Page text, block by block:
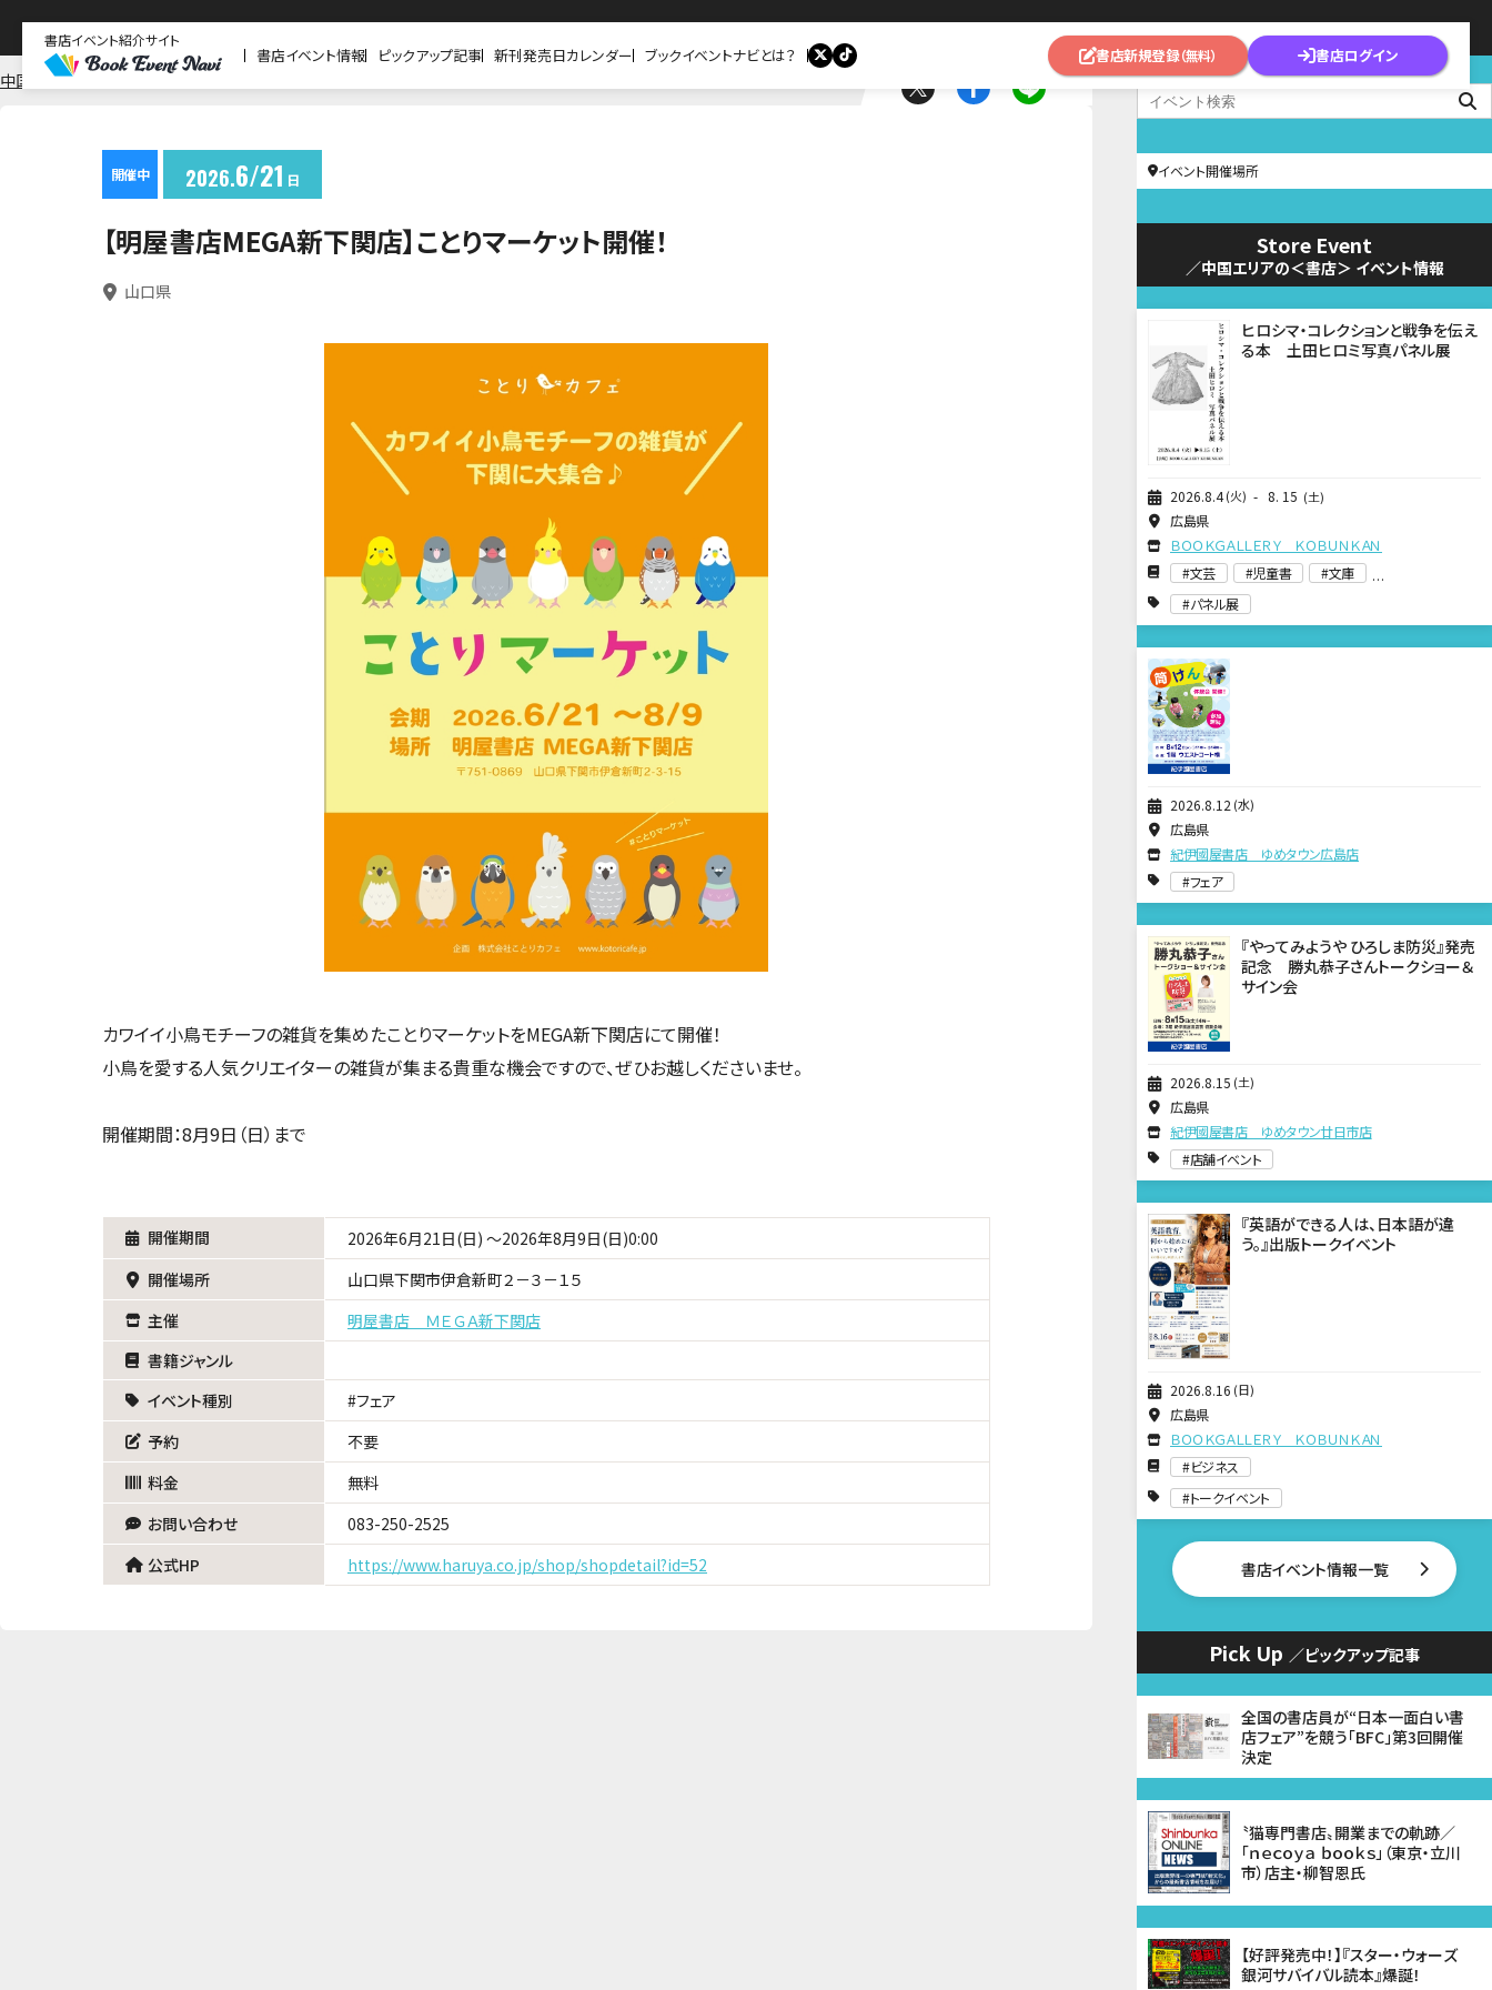
書店イベント紹介サイト
書店イベント情報 ピックアップ記事 新刊発売日カレンダー ブックイベントナビとは？ 書店新規登録（無料） 書店ログイン
中国 山口 明屋書店 ＭＥＧＡ新下関店
開催中 2026 6 21 日
【明屋書店MEGA新下関店】ことりマーケット開催！
山口県
カワイイ小鳥モチーフの雑貨を集めたことりマーケットをMEGA新下関店にて開催！
小鳥を愛する人気クリエイターの雑貨が集まる貴重な機会ですので、ぜひお越しくださいませ。
開催期間：8月9日（日）まで
開催期間
2026年6月21日(日) ～2026年8月9日(日)0:00
開催場所
山口県下関市伊倉新町２－３－１５
主催
明屋書店 ＭＥＧＡ新下関店
書籍ジャンル
イベント種別
フェア
予約
不要
料金
無料
お問い合わせ
083-250-2525
公式HP
https://www.haruya.co.jp/shop/shopdetail?id=52
イベント開催場所
Store Event
／中国エリアの＜書店＞ イベント情報
2026 8 4 火 8 15 土
ヒロシマ・コレクションと戦争を伝え
る本 土田ヒロミ写真パネル展
広島県
ＢＯＯＫＧＡＬＬＥＲＹ ＫＯＢＵＮＫＡＮ
文芸
児童書
文庫
パネル展
2026 8 12 水
広島県
紀伊國屋書店 ゆめタウン広島店
フェア
2026 8 15 土
『やってみようや ひろしま防災』発売
記念 勝丸恭子さんトークショー＆
サイン会
広島県
紀伊國屋書店 ゆめタウン廿日市店
店舗イベント
2026 8 16 日
『英語ができる人は、日本語が違
う。』出版トークイベント
広島県
ＢＯＯＫＧＡＬＬＥＲＹ ＫＯＢＵＮＫＡＮ
ビジネス
トークイベント
書店イベント情報一覧
Pick Up ／ピックアップ記事
全国の書店員が“日本一面白い書
店フェア”を競う「BFC」第3回開催
決定
〝猫専門書店〟開業までの軌跡／
「ｎｅｃｏｙａ ｂｏｏｋｓ」（東京・立川
市）店主・柳智恩氏
【好評発売中！】『スター・ウォーズ
銀河サバイバル読本』爆誕！